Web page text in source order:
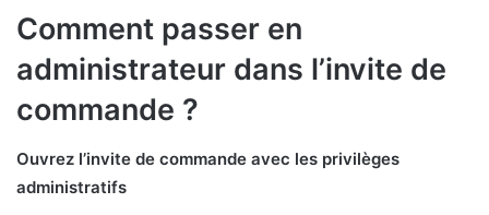
Comment passer en
administrateur dans l’invite de
commande ?
Ouvrez l’invite de commande avec les privilèges
administratifs